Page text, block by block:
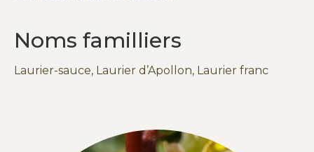
Noms familliers
Laurier-sauce, Laurier d’Apollon, Laurier franc